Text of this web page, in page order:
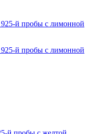
925-й пробы с лимонной
925-й пробы с лимонной